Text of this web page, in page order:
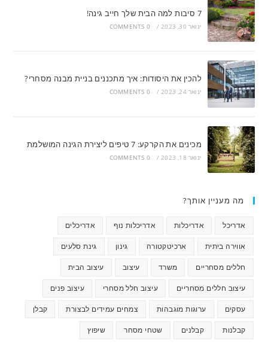
7 סיבות למה הבית שלך חייב גינה!
ינואר 30, 2023 /
0 COMMENTS
להכין את היסודות: איך מתכננים בניית מבנה מסחרי?
ינואר 24, 2023 /
0 COMMENTS
מכינים את הקרקע: 7 טיפים ליצירת הגינה המושלמת
ינואר 18, 2023 /
0 COMMENTS
מה מעניין אותך?
אדריכל אדריכלות אדריכלות נוף אדריכלים
אווירה ביתית ארכיטקטורה גינון גינת סלעים
חללים מסחריים משרד עיצוב עיצוב הבית
עיצוב חללים מסחריים עיצוב חלל מסחרי עיצוב פנים
עסקים ערוגות מוגבהות צמחים עמידים לבצורת קבלן
קבלנות קבלנים שטחי מסחר שיפוץ